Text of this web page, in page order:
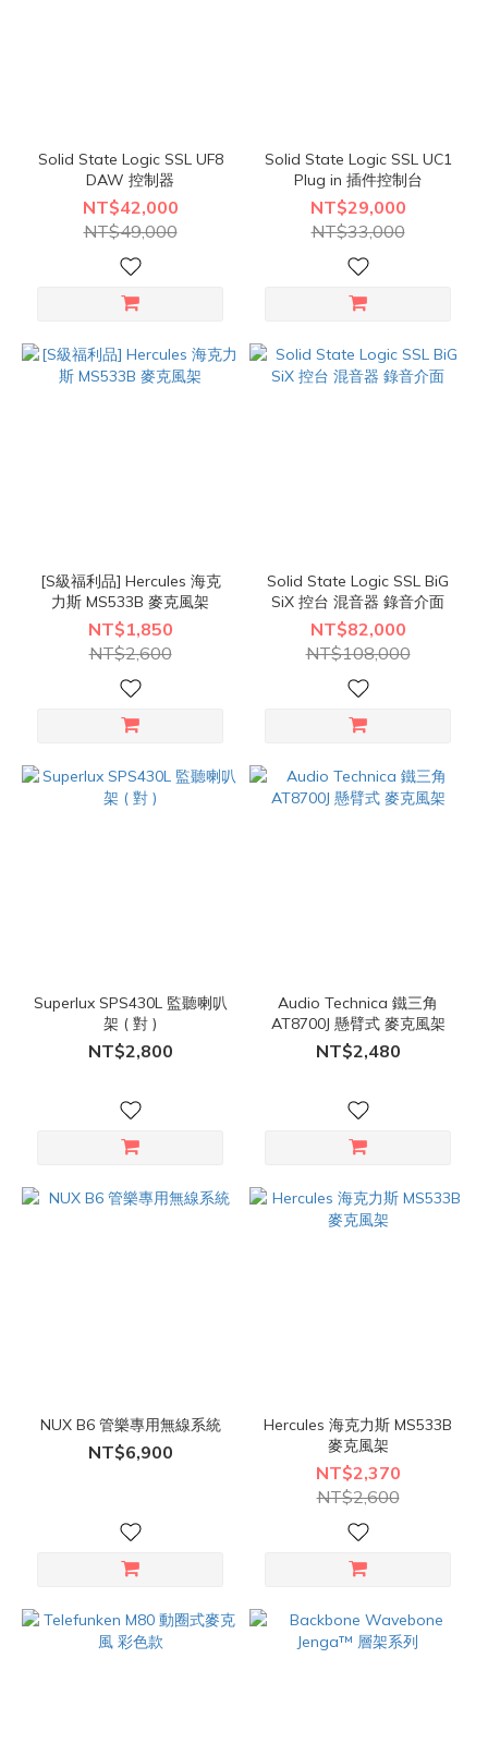
Solid State Logic SSL UF8
DAW 控制器
NT$42,000
NT$49,000
Solid State Logic SSL UC1
Plug in 插件控制台
NT$29,000
NT$33,000
[S級福利品] Hercules 海克
力斯 MS533B 麥克風架
NT$1,850
NT$2,600
Solid State Logic SSL BiG
SiX 控台 混音器 錄音介面
NT$82,000
NT$108,000
Superlux SPS430L 監聽喇叭
架 ( 對 )
NT$2,800
Audio Technica 鐵三角
AT8700J 懸臂式 麥克風架
NT$2,480
NUX B6 管樂專用無線系統
NT$6,900
Hercules 海克力斯 MS533B
麥克風架
NT$2,370
NT$2,600